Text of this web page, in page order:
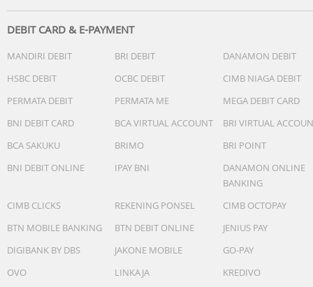
DEBIT CARD & E-PAYMENT
MANDIRI DEBIT BRI DEBIT
DANAMON DEBIT
HSBC DEBIT
OCBC DEBIT
CIMB NIAGA DEBIT
PERMATA DEBIT
PERMATA ME
MEGA DEBIT CARD
BNI DEBIT CARD
BCA VIRTUAL ACCOUNT
BRI VIRTUAL
BCA SAKUKU
BRIMO
BRI POINT
BNI DEBIT ONLINE
IPAY BNI
DANAMON ONLINE
BANKING
CIMB CLICKS
REKENING PONSEL
CIMB OCTOPAY
BTN MOBILE BANKING
BTN DEBIT ONLINE
JENIUS PAY
DIGIBANK BY DBS
JAKONE MOBILE
GO-PAY
OVO
LINKAJA
KREDIVO